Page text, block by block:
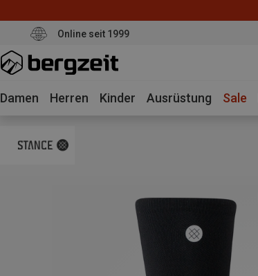
Online seit 1999
Damen Herren Kinder Ausrüstung Sale